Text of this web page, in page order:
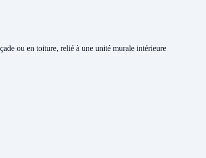
ou en toiture, relié à une unité murale intérieure